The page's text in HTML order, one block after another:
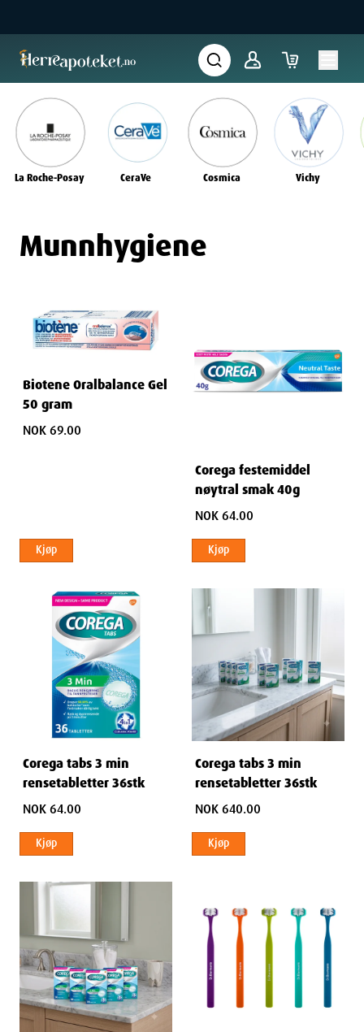
La Roche-Posay CeraVe Cosmica Vichy
Munnhygiene
Biotene Oralbalance Gel
50 gram
NOK 69.00
Kjøp
Corega festemiddel
nøytral smak 40g
NOK 64.00
Kjøp
Corega tabs 3 min
rensetabletter 36stk
NOK 64.00
Kjøp
Corega tabs 3 min
rensetabletter 36stk
NOK 640.00
Kjøp